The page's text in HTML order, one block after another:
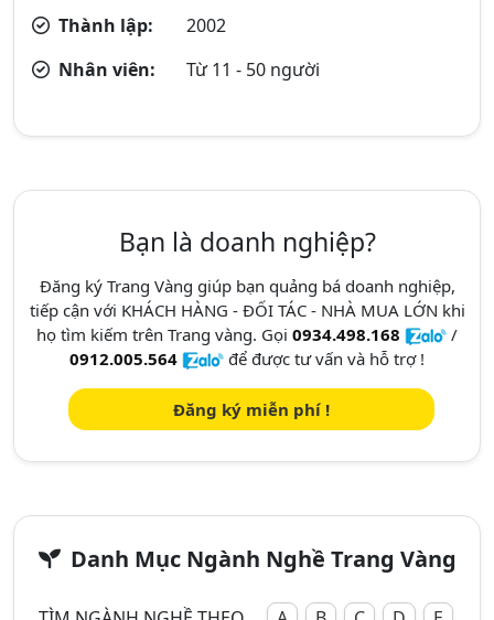
Thành lập:
2002
Nhân viên:
Từ 11 - 50 người
Bạn là doanh nghiệp?
Đăng ký Trang Vàng giúp bạn quảng bá doanh nghiệp,
tiếp cận với KHÁCH HÀNG - ĐỐI TÁC - NHÀ MUA LỚN khi
họ tìm kiếm trên Trang vàng. Gọi 0934.498.168
/
0912.005.564
để được tư vấn và hỗ trợ !
Đăng ký miễn phí !
Danh Mục Ngành Nghề Trang Vàng